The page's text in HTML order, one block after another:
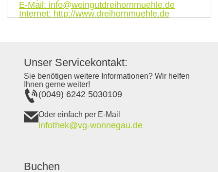
E-Mail: info@weingutdreihornmuehle.de
Internet: http://www.dreihornmuehle.de
Unser Servicekontakt:
Sie benötigen weitere Informationen? Wir helfen
Ihnen gerne weiter!
(0049) 6242 5030109
Oder einfach per E-Mail
infothek@vg-wonnegau.de
Buchen